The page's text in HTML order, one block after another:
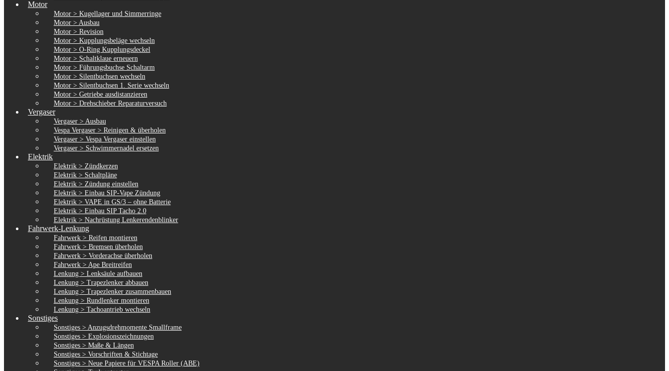
Motor
Motor > Kugellager und Simmerringe
Motor > Ausbau
Motor > Revision
Motor > Kupplungsbeläge wechseln
Motor > O-Ring Kupplungsdeckel
Motor > Schaltklaue erneuern
Motor > Führungsbuchse Schaltarm
Motor > Silentbuchsen wechseln
Motor > Silentbuchsen 1. Serie wechseln
Motor > Getriebe ausdistanzieren
Motor > Drehschieber Reparaturversuch
Vergaser
Vergaser > Ausbau
Vespa Vergaser > Reinigen & überholen
Vergaser > Vespa Vergaser einstellen
Vergaser > Schwimmernadel ersetzen
Elektrik
Elektrik > Zündkerzen
Elektrik > Schaltpläne
Elektrik > Zündung einstellen
Elektrik > Einbau SIP-Vape Zündung
Elektrik > VAPE in GS/3 – ohne Batterie
Elektrik > Einbau SIP Tacho 2.0
Elektrik > Nachrüstung Lenkerendenblinker
Fahrwerk-Lenkung
Fahrwerk > Reifen montieren
Fahrwerk > Bremsen überholen
Fahrwerk > Vorderachse überholen
Fahrwerk > Ape Breitreifen
Lenkung > Lenksäule aufbauen
Lenkung > Trapezlenker abbauen
Lenkung > Trapezlenker zusammenbauen
Lenkung > Rundlenker montieren
Lenkung > Tachoantrieb wechseln
Sonstiges
Sonstiges > Anzugsdrehmomente Smallframe
Sonstiges > Explosionszeichnungen
Sonstiges > Maße & Längen
Sonstiges > Vorschriften & Stichtage
Sonstiges > Neue Papiere für VESPA Roller (ABE)